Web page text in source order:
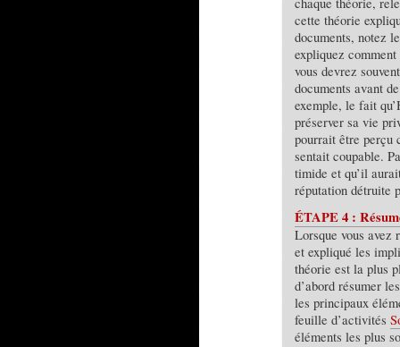
cette théorie
documents, notez
expliquez
vous devrez
documents avant
exemple, le fait
préserver sa vie
pourrait être perçu
sentait coupable.
timide et qu’il
réputation détruite
ÉTAPE 4 :
Lorsque vous avez
et expliqué les
théorie est la plus
d’abord résumer
les principaux
feuille d’activités
éléments les plus